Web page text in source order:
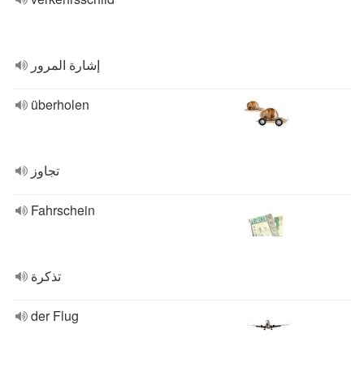
إشارة المرور
überholen
تجاوز
Fahrschein
تذكرة
der Flug